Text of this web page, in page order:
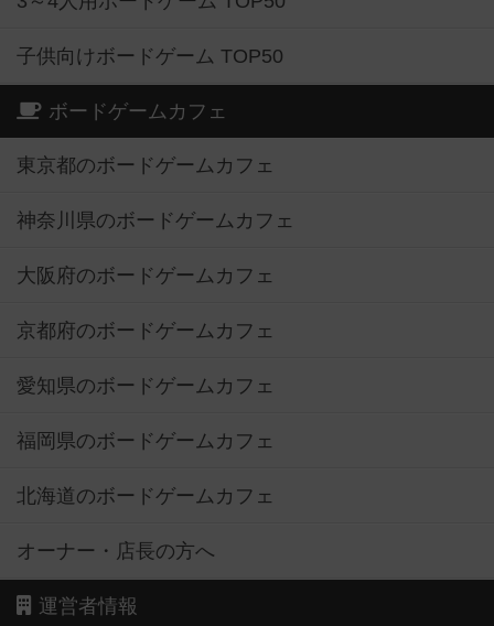
子供向けボードゲーム TOP50
ボードゲームカフェ
東京都のボードゲームカフェ
神奈川県のボードゲームカフェ
大阪府のボードゲームカフェ
京都府のボードゲームカフェ
愛知県のボードゲームカフェ
福岡県のボードゲームカフェ
北海道のボードゲームカフェ
オーナー・店長の方へ
運営者情報